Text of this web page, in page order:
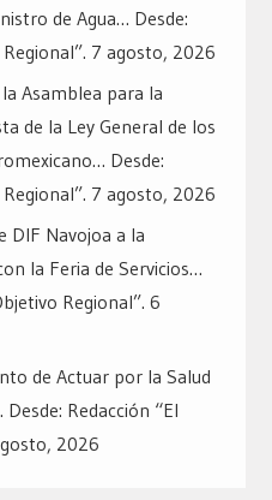
de Agua… Desde:
7 agosto, 2026
Asamblea para la
de la Ley General de los
Desde:
7 agosto, 2026
DIF Navojoa a la
la Feria de Servicios…
Regional”. 6
de Actuar por la Salud
Redacción “El
2026